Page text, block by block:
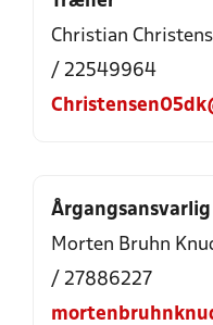
Christian
/ 22549964
Årgangsansvarlig
Morten Bruhn
/ 27886227